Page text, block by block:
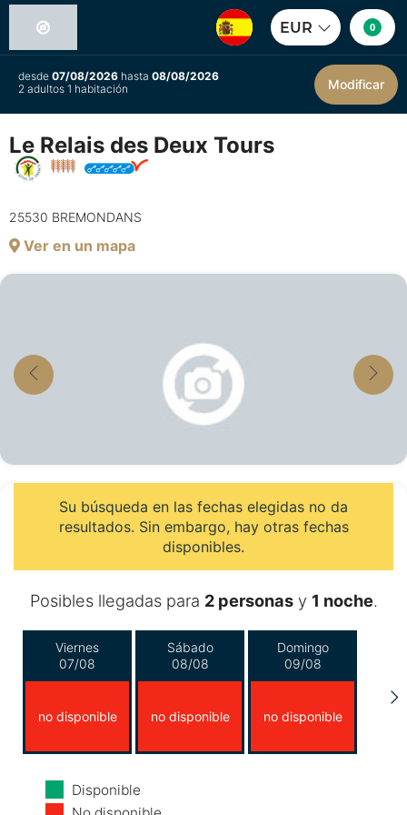
EUR 0
desde 07/08/2026 hasta 08/08/2026
2 adultos 1 habitación
Modificar
Le Relais des Deux Tours
25530 BREMONDANS
Ver en un mapa
Su búsqueda en las fechas elegidas no da
resultados. Sin embargo, hay otras fechas
disponibles.
Posibles llegadas para 2 personasy 1 noche.
Viernes
07/08
no disponible
Sábado
08/08
no disponible
Domingo
09/08
no disponible
Lunes
10/08
Disponible